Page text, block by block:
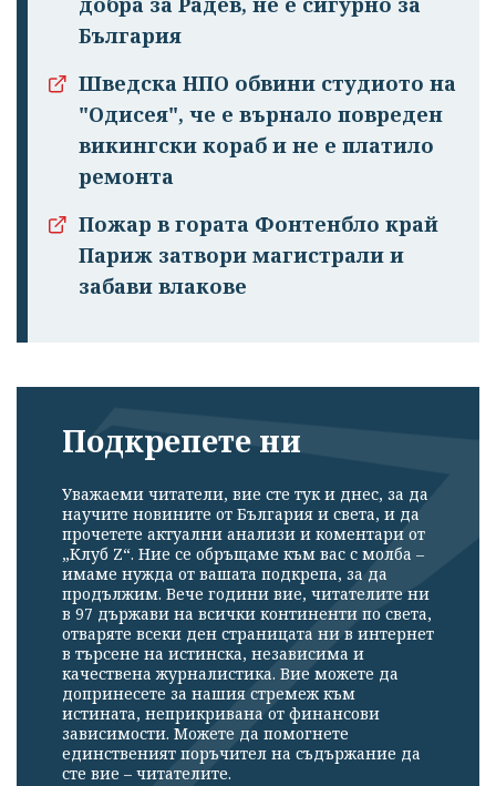
излязохте от
профила си!
България
Шведска НПО обвини студиото на
"Одисея", че е върнало повреден
викингски кораб и не е платило
ремонта
Пожар в гората Фонтенбло край
Париж затвори магистрали и
забави влакове
Подкрепете ни
Уважаеми читатели, вие сте тук и днес, за да
научите новините от България и света, и да
прочетете актуални анализи и коментари от
„Клуб Z“. Ние се обръщаме към вас с молба –
имаме нужда от вашата подкрепа, за да
продължим. Вече години вие, читателите ни
в 97 държави на всички континенти по света,
отваряте всеки ден страницата ни в интернет
в търсене на истинска, независима и
качествена журналистика. Вие можете да
допринесете за нашия стремеж към
истината, неприкривана от финансови
зависимости. Можете да помогнете
единственият поръчител на съдържание да
сте вие – читателите.